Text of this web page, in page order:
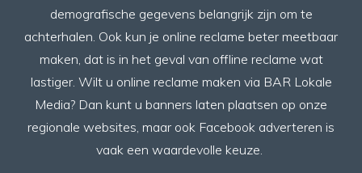
demografische gegevens belangrijk zijn om te
achterhalen. Ook kun je online reclame beter meetbaar
maken, dat is in het geval van offline reclame wat
lastiger. Wilt u online reclame maken via BAR Lokale
Media? Dan kunt u banners laten plaatsen op onze
regionale websites, maar ook Facebook adverteren is
vaak een waardevolle keuze.